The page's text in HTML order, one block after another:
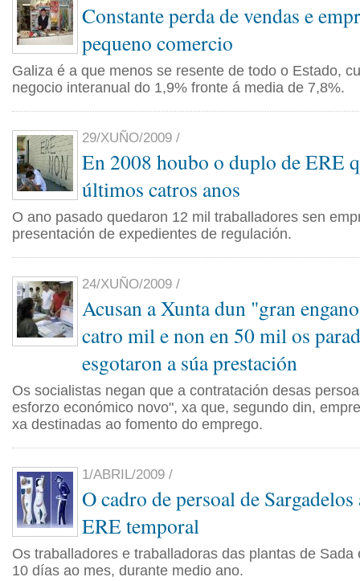
Constante perda de vendas e
pequeno comercio
Galiza é a que menos se resente de todo o Estado,
negocio interanual do 1,9% fronte á media de 7,8%.
29/XUÑO/2009 /
En 2008 houbo o duplo de ERE
últimos catros anos
O ano pasado quedaron 12 mil traballadores sen
presentación de expedientes de regulación.
24/XUÑO/2009 /
Acusan a Xunta dun "gran
catro mil e non en 50 mil os
esgotaron a súa prestación
Os socialistas negan que a contratación desas
esforzo económico novo", xa que, segundo din,
xa destinadas ao fomento do emprego.
1/ABRIL/2009 /
O cadro de persoal de Sargadelos
ERE temporal
Os traballadores e traballadoras das plantas de Sada
10 días ao mes, durante medio ano.